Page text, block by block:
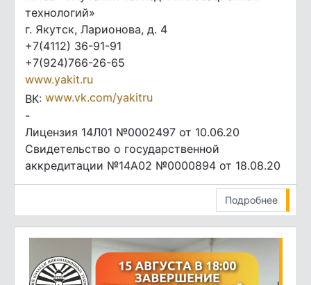
технологий»
г. Якутск, Ларионова, д. 4
+7(4112) 36-91-91
+7(924)766-26-65
www.yakit.ru
ВК: www.vk.com/yakitru
-
Лицензия 14Л01 №0002497 от 10.06.20
Свидетельство о государственной
аккредитации №14А02 №0000894 от 18.08.20
Подробнее